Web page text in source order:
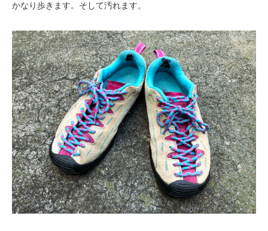
かなり歩きます。そして汚れます。